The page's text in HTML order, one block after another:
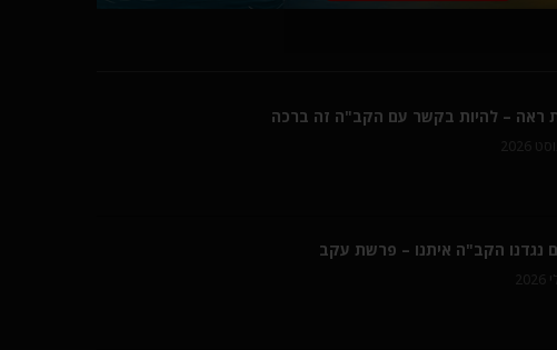
ראה – להיות בקשר עם הקב"ה זה ברכה
נגדנו הקב"ה איתנו – פרשת עקב